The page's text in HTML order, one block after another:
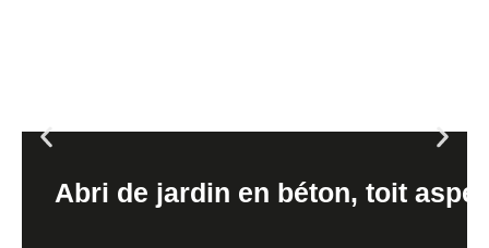
Abri de jardin en béton, toit